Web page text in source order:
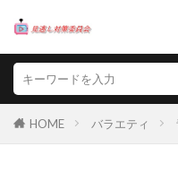
HOME バラエティ